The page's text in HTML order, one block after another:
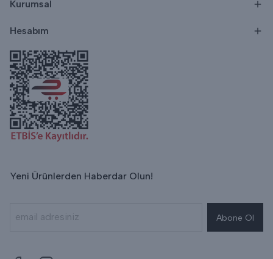
Kurumsal
Hesabım
Yeni Ürünlerden Haberdar Olun!
Abone Ol